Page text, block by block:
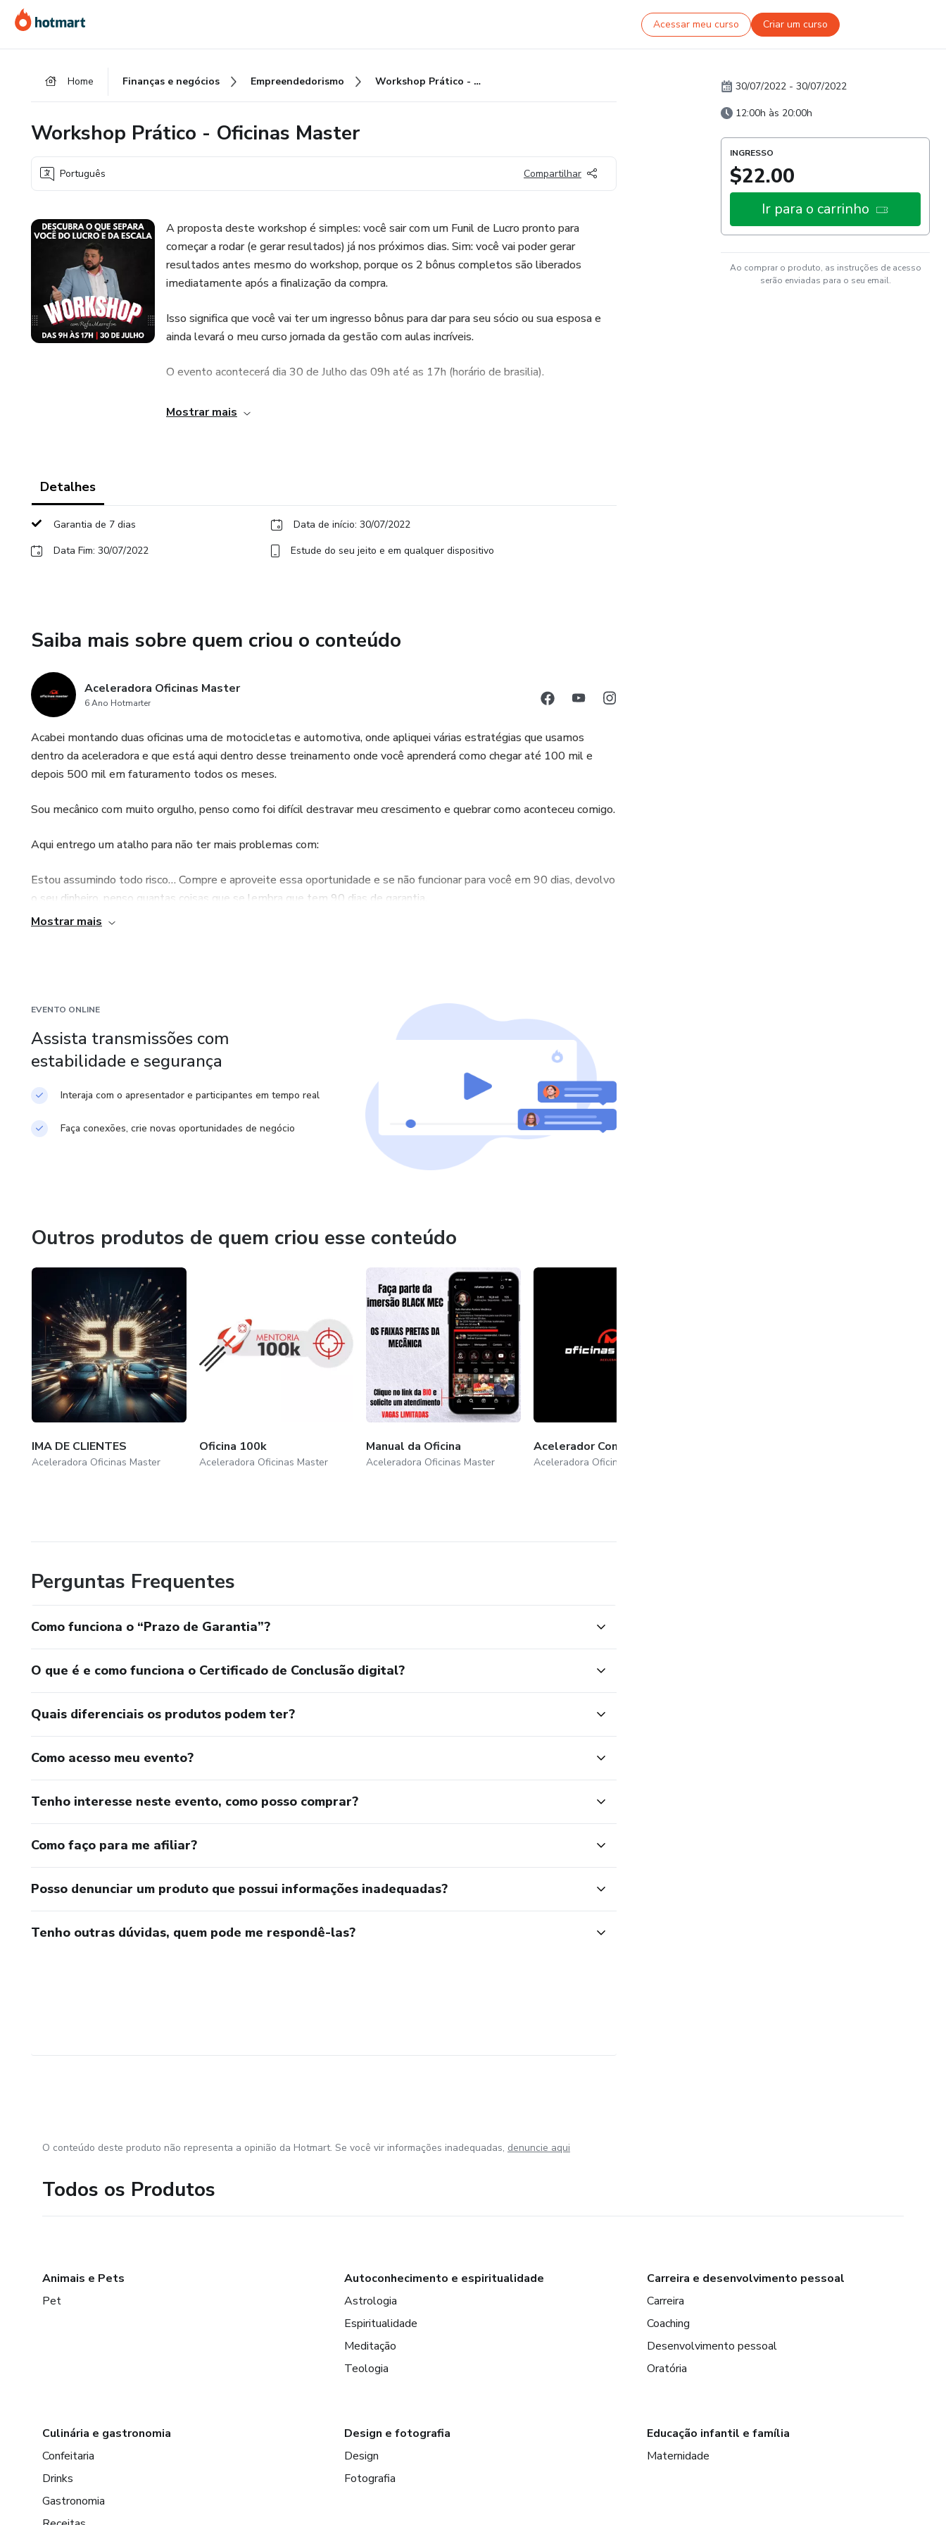
para
o
para
o
para
o
Acessar meu curso Criar um curso
Home Finanças e negócios Empreendedorismo Workshop Prático - Oficinas Master
Workshop Prático - Oficinas Master
Português Compartilhar
A proposta deste workshop é simples: você sair com um Funil de Lucro pronto para
começar a rodar (e gerar resultados) já nos próximos dias. Sim: você vai poder gerar
resultados antes mesmo do workshop, porque os 2 bônus completos são liberados
imediatamente após a finalização da compra.
Isso significa que você vai ter um ingresso bônus para dar para seu sócio ou sua esposa e
ainda levará o meu curso jornada da gestão com aulas incríveis.
O evento acontecerá dia 30 de Julho das 09h até as 17h (horário de brasilia).
O link para o Workshop será disponibilizado no seu whatsapp um dia antes do workshop.
Mostrar mais
Detalhes
Garantia de 7 dias
Data de início: 30/07/2022
Data Fim: 30/07/2022
Estude do seu jeito e em qualquer dispositivo
Saiba mais sobre quem criou o conteúdo
Aceleradora Oficinas Master
6 Ano Hotmarter
Acabei montando duas oficinas uma de motocicletas e automotiva, onde apliquei várias estratégias que usamos
dentro da aceleradora e que está aqui dentro desse treinamento onde você aprenderá como chegar até 100 mil e
depois 500 mil em faturamento todos os meses.
Sou mecânico com muito orgulho, penso como foi difícil destravar meu crescimento e quebrar como aconteceu comigo.
Aqui entrego um atalho para não ter mais problemas com:
Estou assumindo todo risco… Compre e aproveite essa oportunidade e se não funcionar para você em 90 dias, devolvo
o seu dinheiro, penso quantas coisas que se lembra que tem 90 dias de garantia.
Mostrar mais
EVENTO ONLINE
Assista transmissões com
estabilidade e segurança
Interaja com o apresentador e participantes em tempo real
Faça conexões, crie novas oportunidades de negócio
Outros produtos de quem criou esse conteúdo
IMA DE CLIENTES
Aceleradora Oficinas Master
Oficina 100k
Aceleradora Oficinas Master
Manual da Oficina
Aceleradora Oficinas Master
Acelerador Comercial
Aceleradora Oficinas Master
Perguntas Frequentes
Como funciona o “Prazo de Garantia”?
O que é e como funciona o Certificado de Conclusão digital?
Quais diferenciais os produtos podem ter?
Como acesso meu evento?
Tenho interesse neste evento, como posso comprar?
Como faço para me afiliar?
Posso denunciar um produto que possui informações inadequadas?
Tenho outras dúvidas, quem pode me respondê-las?
30/07/2022 - 30/07/2022
12:00h às 20:00h
INGRESSO
$22.00
Ir para o carrinho
Ao comprar o produto, as instruções de acesso
serão enviadas para o seu email.
O conteúdo deste produto não representa a opinião da Hotmart. Se você vir informações inadequadas, denuncie aqui
Todos os Produtos
Animais e Pets
Pet
Autoconhecimento e espiritualidade
Astrologia
Espiritualidade
Meditação
Teologia
Carreira e desenvolvimento pessoal
Carreira
Coaching
Desenvolvimento pessoal
Oratória
Culinária e gastronomia
Confeitaria
Drinks
Gastronomia
Design e fotografia
Design
Fotografia
Educação infantil e família
Maternidade